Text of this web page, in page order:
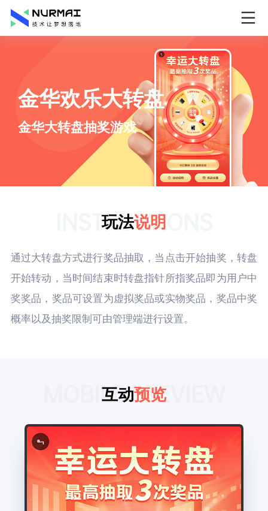
金华欢乐大转盘
金华大转盘抽奖游戏
玩法说明
INSTRUCTIONS
通过大转盘方式进行奖品抽取，当点击开始抽奖，转盘
开始转动，当时间结束时转盘指针所指奖品即为用户中
奖奖品，奖品可设置为虚拟奖品或实物奖品，奖品中奖
概率以及抽奖限制可由管理端进行设置。
互动预览
MOBILE PREVIEW